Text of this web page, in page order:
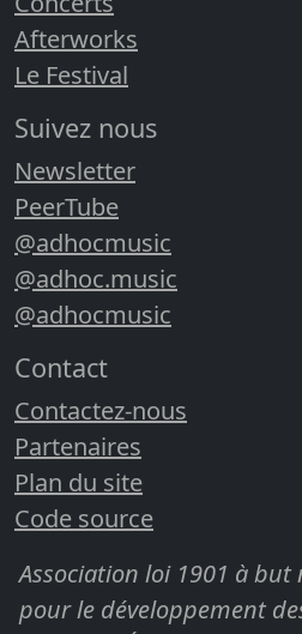
Afterworks
Le Festival
Suivez nous
Newsletter
PeerTube
@adhocmusic
@adhoc.music
@adhocmusic
Contact
Contactez-nous
Partenaires
Plan du site
Code source
Association loi 1901 à
pour le développement